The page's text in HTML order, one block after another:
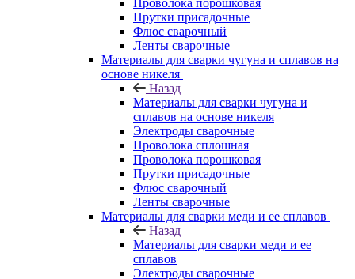
Проволока порошковая
Прутки присадочные
Флюс сварочный
Ленты сварочные
Материалы для сварки чугуна и сплавов на
основе никеля
Назад
Материалы для сварки чугуна и
сплавов на основе никеля
Электроды сварочные
Проволока сплошная
Проволока порошковая
Прутки присадочные
Флюс сварочный
Ленты сварочные
Материалы для сварки меди и ее сплавов
Назад
Материалы для сварки меди и ее
сплавов
Электроды сварочные